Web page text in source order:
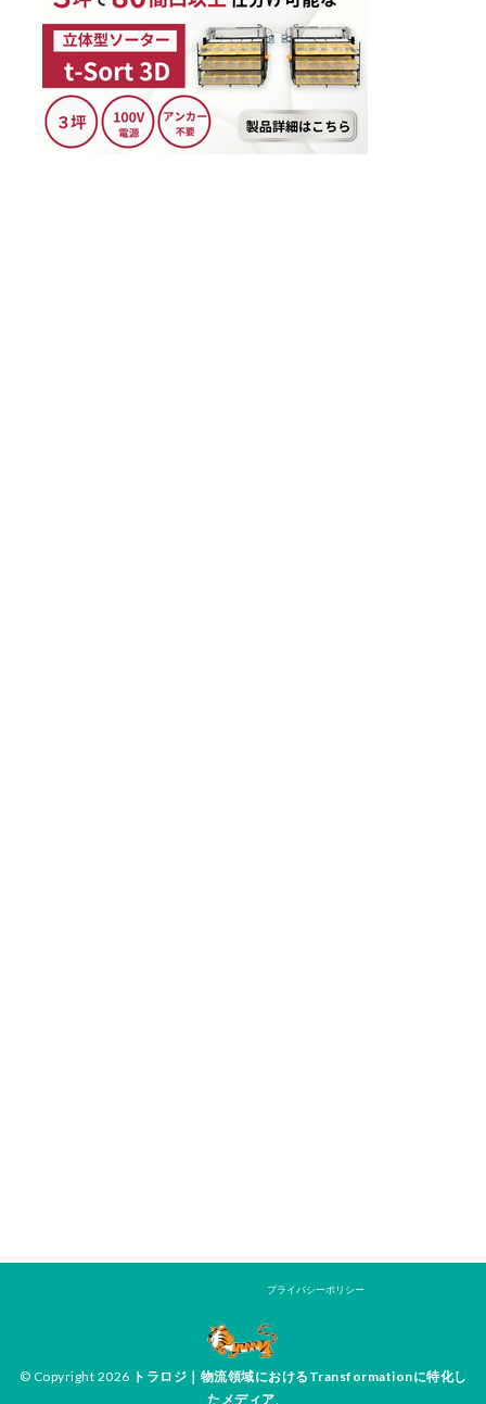
プライバシーポリシー
© Copyright 2026 トラロジ｜物流領域におけるTransformationに特化し
たメディア.